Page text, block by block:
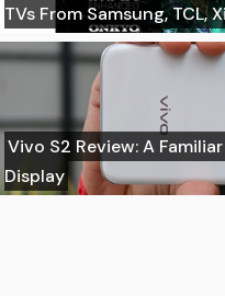
TVs From Samsung, TCL,
Vivo S2 Review: A
Display